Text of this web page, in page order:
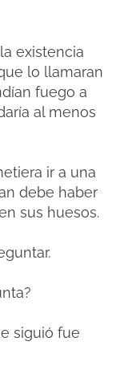
existencia
lo llamaran
fuego a
al menos
ir a una
debe haber
sus huesos.
siguió fue